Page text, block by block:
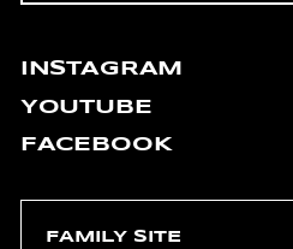
INSTAGRAM
YOUTUBE
FACEBOOK